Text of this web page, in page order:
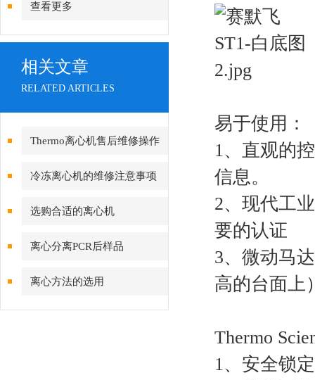
查看更多
相关文章
RELATED ARTICLES
Thermo离心机售后维修操作
方法
冷冻离心机的维修注意事项
选购合适的离心机
离心分离PCR后样品
离心方法的选用
易于使用：
1、直观的
信息。
2、现代工
要的认证
3、微动马
高的台面上
Thermo
1、安全锁